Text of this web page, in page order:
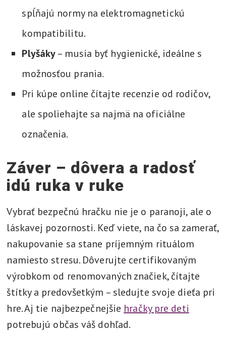
spĺňajú normy na elektromagnetickú
kompatibilitu.
Plyšáky– musia byť hygienické, ideálne s
možnosťou prania.
Pri kúpe online čítajte recenzie od rodičov,
ale spoliehajte sa najmä na oficiálne
označenia.
Záver – dôvera a radosť
idú ruka v ruke
Vybrať bezpečnú hračku nie je o paranoji, ale o
láskavej pozornosti. Keď viete, na čo sa zamerať,
nakupovanie sa stane príjemným rituálom
namiesto stresu. Dôverujte certifikovaným
výrobkom od renomovaných značiek, čítajte
štítky a predovšetkým – sledujte svoje dieťa pri
hre. Aj tie najbezpečnejšie hračky pre deti
potrebujú občas váš dohľad.